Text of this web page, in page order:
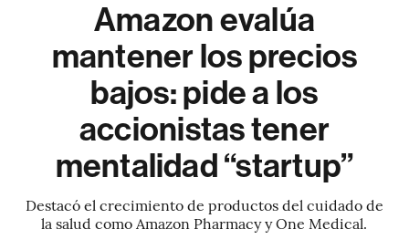
Amazon evalúa
mantener los precios
bajos: pide a los
accionistas tener
mentalidad “startup”
Destacó el crecimiento de productos del cuidado de
la salud como Amazon Pharmacy y One Medical.